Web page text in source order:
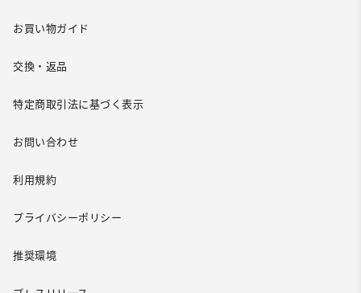
お買い物ガイド
交換・返品
特定商取引法に基づく表示
お問い合わせ
利用規約
プライバシーポリシー
推奨環境